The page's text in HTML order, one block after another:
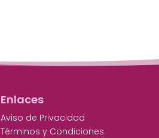
Enlaces
Aviso de Privacidad
Términos y Condiciones